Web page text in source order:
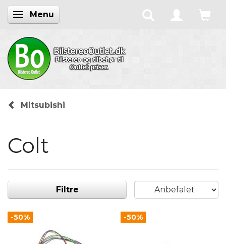
Skifte navigation
Menu
Mitsubishi
Colt
Filtre
-50% -50%